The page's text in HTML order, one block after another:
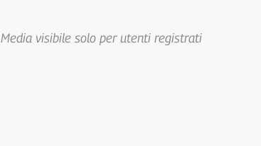
Media visibile solo per utenti registrati